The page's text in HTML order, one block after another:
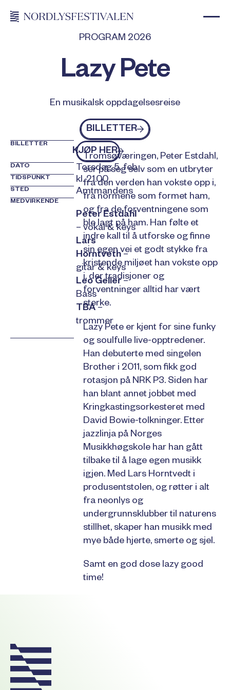
PROGRAM 2026
Lazy Pete
En musikalsk oppdagelsesreise
Billetter
BILLETTER
BILLETTER kjøp billetter
KJØP HER
DATO Torsdag 5. feb
TIDSPUNKT kl. 21.00
STED Amtmandens
MEDVIRKENDE
Peter Estdahl
– vokal & keys
Lars
Horntveth–
gitar & keys
Leo Geller–
Bass
TBA–
trommer
Tromsøværingen, Peter Estdahl,
ser på seg selv som en utbryter
fra den verden han vokste opp i,
fra normene som formet ham,
og fra de forventningene som
ble lagt på ham. Han følte et
indre kall til å utforske og finne
sin egen vei et godt stykke fra
kristende miljøet han vokste opp
i, der tradisjoner og
forventninger alltid har vært
sterke.
Lazy Pete er kjent for sine funky
og soulfulle live-opptredener.
Han debuterte med singelen
Brother i 2011, som fikk god
rotasjon på NRK P3. Siden har
han blant annet jobbet med
Kringkastingsorkesteret med
David Bowie-tolkninger. Etter
jazzlinja på Norges
Musikkhøgskole har han gått
tilbake til å lage egen musikk
igjen. Med Lars Horntvedt i
produsentstolen, og røtter i alt
fra neonlys og
undergrunnsklubber til naturens
stillhet, skaper han musikk med
mye både hjerte, smerte og sjel.
Samt en god dose lazy good
time!